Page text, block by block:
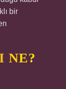
bir
NE?